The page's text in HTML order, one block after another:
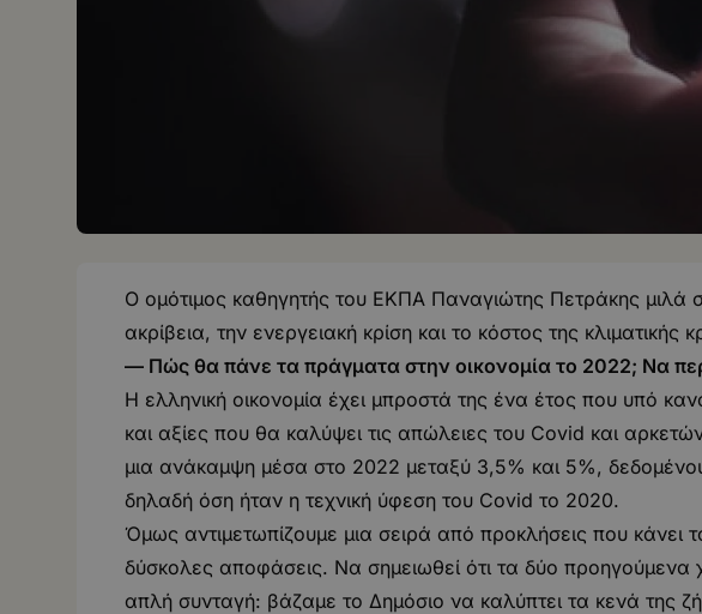
Ο oμότιμος καθηγητής του ΕΚΠΑ Παναγιώτης Πετράκης μιλά
ακρίβεια, την ενεργειακή κρίση και το κόστος της κλιματικής
— Πώς θα πάνε τα πράγματα στην οικονομία το 2022; Να
Η ελληνική οικονομία έχει μπροστά της ένα έτος που υπό
και αξίες που θα καλύψει τις απώλειες του Covid και
μια ανάκαμψη μέσα στο 2022 μεταξύ 3,5% και 5%,
δηλαδή όση ήταν η τεχνική ύφεση του Covid το 2020.
Όμως αντιμετωπίζουμε μια σειρά από προκλήσεις που κάνει
δύσκολες αποφάσεις. Να σημειωθεί ότι τα δύο προηγούμενα
απλή συνταγή: βάζαμε το Δημόσιο να καλύπτει τα κενά της